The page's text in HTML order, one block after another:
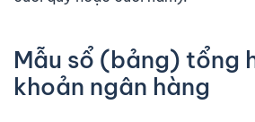
Mẫu sổ (bảng) tổng
khoản ngân hàng